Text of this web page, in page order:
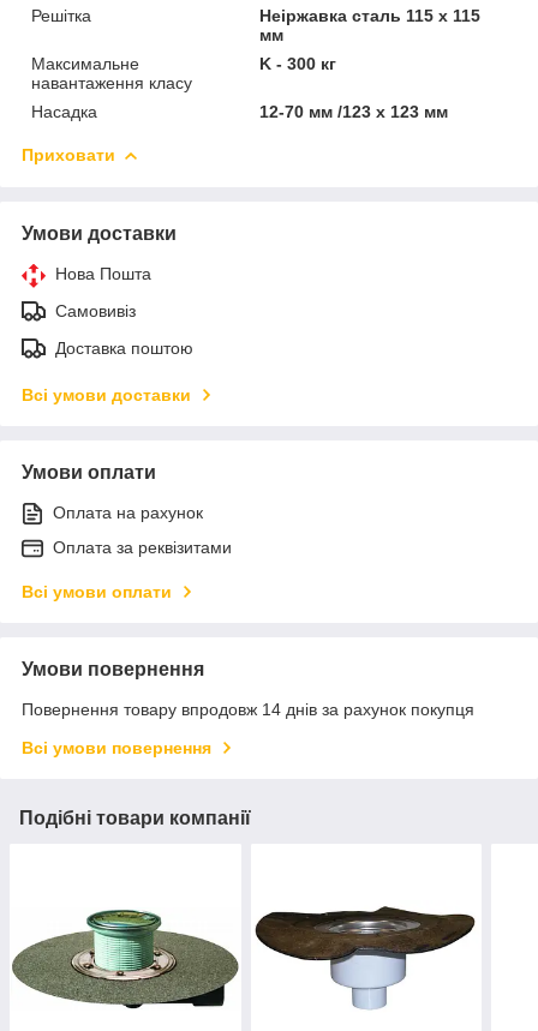
Решітка
Неіржавка сталь 115 x 115
мм
Максимальне
навантаження класу
K - 300 кг
Насадка 12-70 мм /123 x 123 мм
Приховати
Умови доставки
Нова Пошта
Самовивіз
Доставка поштою
Всі умови доставки
Умови оплати
Оплата на рахунок
Оплата за реквізитами
Всі умови оплати
Умови повернення
Повернення товару впродовж 14 днів за рахунок покупця
Всі умови повернення
Подібні товари компанії